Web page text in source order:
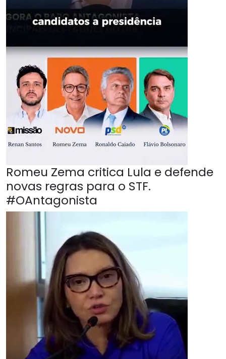
Romeu Zema critica Lula e defende
novas regras para o STF.
#OAntagonista